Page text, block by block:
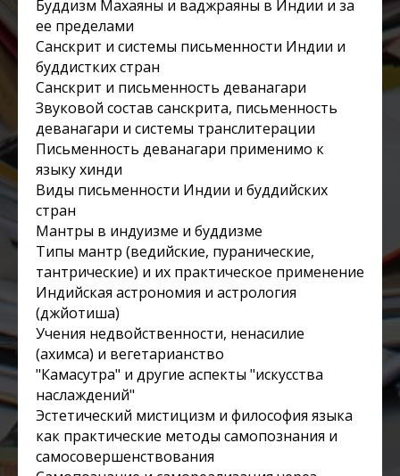
Буддизм Махаяны и ваджраяны в Индии и за
ее пределами
Санскрит и системы письменности Индии и
буддистких стран
Санскрит и письменность деванагари
Звуковой состав санскрита, письменность
деванагари и системы транслитерации
Письменность деванагари применимо к
языку хинди
Виды письменности Индии и буддийских
стран
Мантры в индуизме и буддизме
Типы мантр (ведийские, пуранические,
тантрические) и их практическое применение
Индийская астрономия и астрология
(джйотиша)
Учения недвойственности, ненасилие
(ахимса) и вегетарианство
"Камасутра" и другие аспекты "искусства
наслаждений"
Эстетический мистицизм и философия языка
как практические методы самопознания и
самосовершенствования